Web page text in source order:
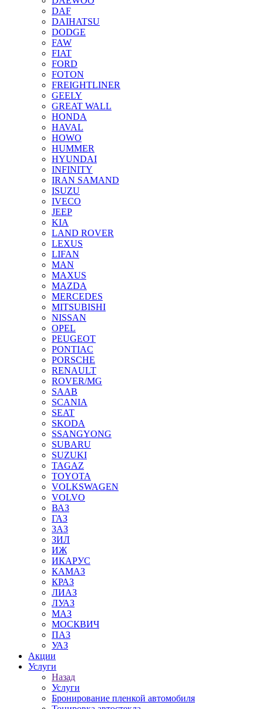
DAF
DAIHATSU
DODGE
FAW
FIAT
FORD
FOTON
FREIGHTLINER
GEELY
GREAT WALL
HONDA
HAVAL
HOWO
HUMMER
HYUNDAI
INFINITY
IRAN SAMAND
ISUZU
IVECO
JEEP
KIA
LAND ROVER
LEXUS
LIFAN
MAN
MAXUS
MAZDA
MERCEDES
MITSUBISHI
NISSAN
OPEL
PEUGEOT
PONTIAC
PORSCHE
RENAULT
ROVER/MG
SAAB
SCANIA
SEAT
SKODA
SSANGYONG
SUBARU
SUZUKI
TAGAZ
TOYOTA
VOLKSWAGEN
VOLVO
ВАЗ
ГАЗ
ЗАЗ
ЗИЛ
ИЖ
ИКАРУС
КАМАЗ
КРАЗ
ЛИАЗ
ЛУАЗ
МАЗ
МОСКВИЧ
ПАЗ
УАЗ
Акции
Услуги
Назад
Услуги
Бронирование пленкой автомобиля